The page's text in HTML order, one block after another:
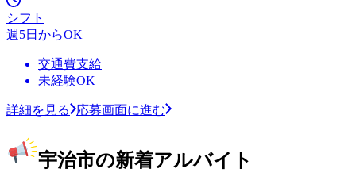
シフト
週5日からOK
交通費支給
未経験OK
詳細を見る 応募画面に進む
宇治市の新着アルバイト